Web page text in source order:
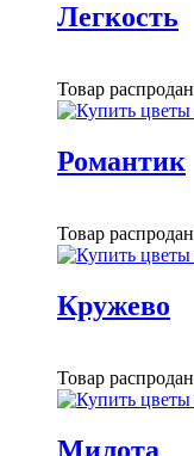
Легкость
Товар распродан
Романтик
Товар распродан
Кружево
Товар распродан